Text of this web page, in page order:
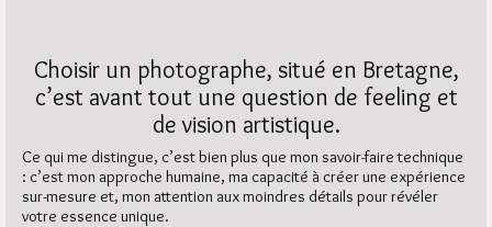
Choisir un photographe, situé en Bretagne,
c’est avant tout une question de feeling et
de vision artistique.
Ce qui me distingue, c’est bien plus que mon savoir-faire technique
: c’est mon approche humaine, ma capacité à créer une expérience
sur-mesure et, mon attention aux moindres détails pour révéler
votre essence unique.